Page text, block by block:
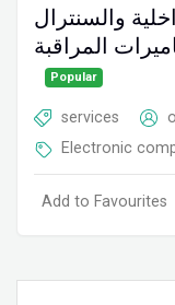
والسنترال
المراقبة
Popular
services
Electronic
Add to Favourites